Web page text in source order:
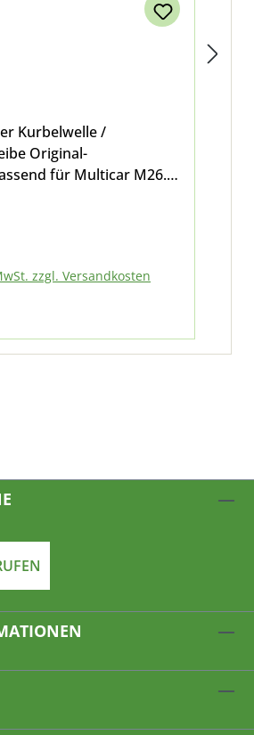
Kurbelwelle /
Original-
für Multicar M26.2,
zzgl. Versandkosten